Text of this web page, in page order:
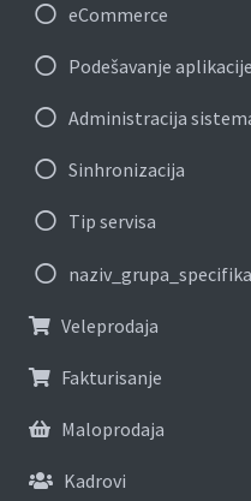
eCommerce
Podešavanje aplikacije
Administracija
Sinhronizacija
Tip servisa
Veleprodaja
Fakturisanje
Maloprodaja
Kadrovi